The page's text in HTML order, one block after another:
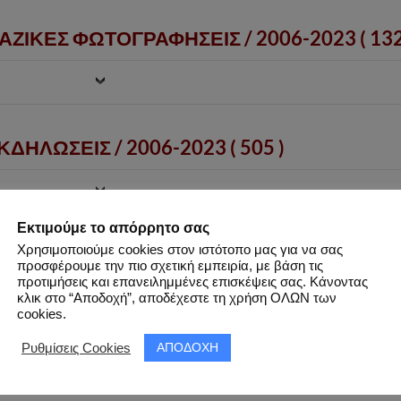
ΦΩΤΟΓΡΑΦΗΣΕΙΣ /2006-2023 (
/ 2006-2023 ( 505 )
ΜΑΖΙΚΕΣ ΦΩΤΟΓΡΑΦΗΣΕΙΣ ~
( 2019 ) –
Εκτιμούμε το απόρρητο σας
Χρησιμοποιούμε cookies στον ιστότοπο μας για να σας
προσφέρουμε την πιο σχετική εμπειρία, με βάση τις
προτιμήσεις και επανειλημμένες επισκέψεις σας. Κάνοντας
κλικ στο “Αποδοχή”, αποδέχεστε τη χρήση ΟΛΩΝ των
cookies.
Ρυθμίσεις Cookies ΑΠΟΔΟΧΗ